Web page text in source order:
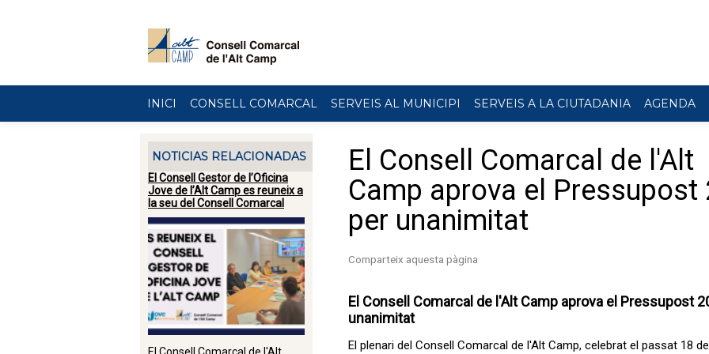
INICI CONSELL COMARCAL SERVEIS AL MUNICIPI SERVEIS A LA CIUTADANIA AGENDA
NOTICIAS RELACIONADAS
El Consell Gestor de l’Oficina
Jove de l’Alt Camp es reuneix a
la seu del Consell Comarcal
El Consell Comarcal de l'Alt
El Consell Comarcal de l'Alt
Camp aprova el Pressupost
per unanimitat
El Consell Comarcal de l'Alt Camp aprova el Pressupost
unanimitat
El plenari del Consell Comarcal de l'Alt Camp, celebrat el passat 18